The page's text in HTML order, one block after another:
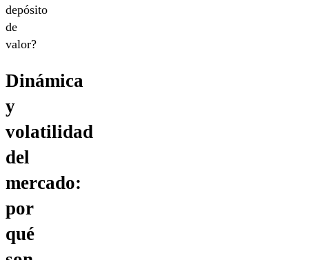
depósito
de
valor?
Dinámica
y
volatilidad
del
mercado:
por
qué